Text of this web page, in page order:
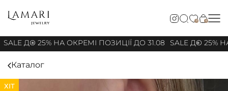
0 0
ДО 25% НА ОКРЕМІ ПОЗИЦІЇ ДО 31.08 SALE ДО 25%
Каталог
ХІТ